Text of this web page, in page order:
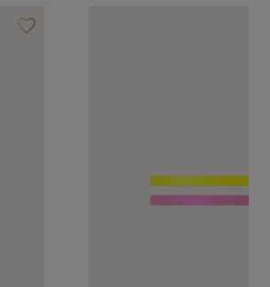
favorite_borderAjouter à vos favoris